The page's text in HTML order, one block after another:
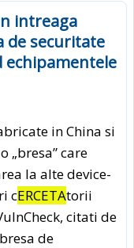
intreaga
de securitate
in China si
„bresa” care
la alte device-
cERCETAtorii
citati de
de